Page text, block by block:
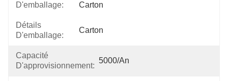
D'emballage: Carton
Détails
D'emballage:
Carton
Capacité
D'approvisionnement:
5000/An